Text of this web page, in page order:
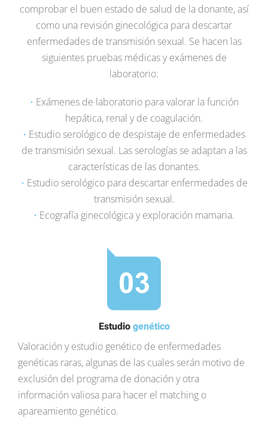
comprobar el buen estado de salud de la donante, así
como una revisión ginecológica para descartar
enfermedades de transmisión sexual. Se hacen las
siguientes pruebas médicas y exámenes de
laboratorio:
• Exámenes de laboratorio para valorar la función
hepática, renal y de coagulación.
• Estudio serológico de despistaje de enfermedades
de transmisión sexual. Las serologías se adaptan a las
características de las donantes.
• Estudio serológico para descartar enfermedades de
transmisión sexual.
• Ecografía ginecológica y exploración mamaria.
Estudiogenético
Valoración y estudio genético de enfermedades
genéticas raras, algunas de las cuales serán motivo de
exclusión del programa de donación y otra
información valiosa para hacer el matching o
apareamiento genético.